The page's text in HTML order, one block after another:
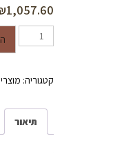
1,057.60
כמות של
קטגוריה:
תיאור